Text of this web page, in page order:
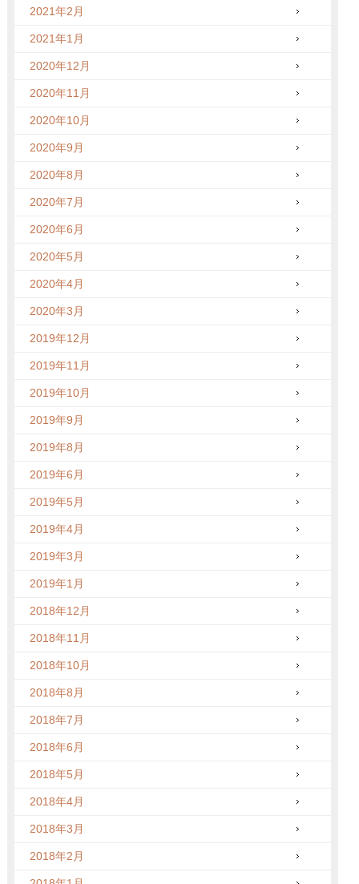
2021年2月
2021年1月
2020年12月
2020年11月
2020年10月
2020年9月
2020年8月
2020年7月
2020年6月
2020年5月
2020年4月
2020年3月
2019年12月
2019年11月
2019年10月
2019年9月
2019年8月
2019年6月
2019年5月
2019年4月
2019年3月
2019年1月
2018年12月
2018年11月
2018年10月
2018年8月
2018年7月
2018年6月
2018年5月
2018年4月
2018年3月
2018年2月